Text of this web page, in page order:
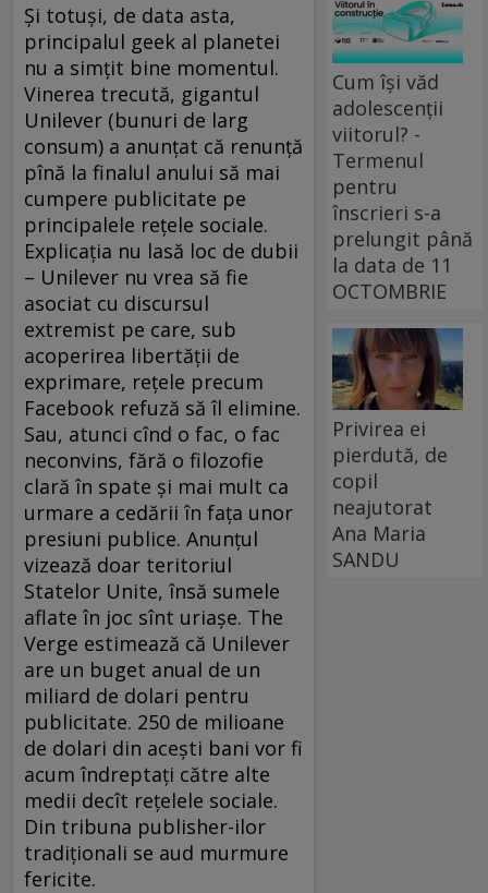
Și totuși, de data asta,
principalul geek al planetei
nu a simțit bine momentul.
Vinerea trecută, gigantul
Unilever (bunuri de larg
consum) a anunțat că renunță
pînă la finalul anului să mai
cumpere publicitate pe
principalele rețele sociale.
Explicația nu lasă loc de dubii
– Unilever nu vrea să fie
asociat cu discursul
extremist pe care, sub
acoperirea libertății de
exprimare, rețele precum
Facebook refuză să îl elimine.
Sau, atunci cînd o fac, o fac
neconvins, fără o filozofie
clară în spate și mai mult ca
urmare a cedării în fața unor
presiuni publice. Anunțul
vizează doar teritoriul
Statelor Unite, însă sumele
aflate în joc sînt uriașe. The
Verge estimează că Unilever
are un buget anual de un
miliard de dolari pentru
publicitate. 250 de milioane
de dolari din acești bani vor fi
acum îndreptați către alte
medii decît rețelele sociale.
Din tribuna publisher-ilor
tradiționali se aud murmure
fericite.
Cum își văd
adolescenții
viitorul? -
Termenul
pentru
înscrieri s-a
prelungit până
la data de 11
OCTOMBRIE
Privirea ei
pierdută, de
copil
neajutorat
Ana Maria
SANDU